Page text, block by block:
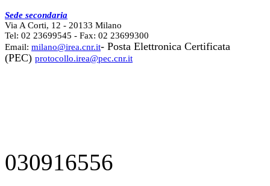
Sede secondaria
Via A Corti, 12 - 20133 Milano
Tel: 02 23699545 - Fax: 02 23699300
Email: milano@irea.cnr.it- Posta Elettronica Certificata
(PEC) protocollo.irea@pec.cnr.it
030916556